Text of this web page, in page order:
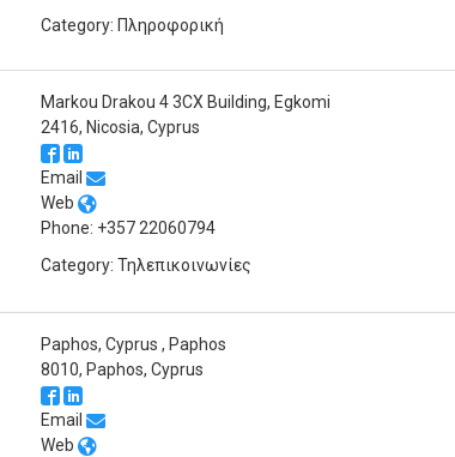
Category: Πληροφορική
Markou Drakou 4 3CX Building, Egkomi
2416, Nicosia, Cyprus
Email
Web
Phone: +357 22060794
Category: Τηλεπικοινωνίες
Paphos, Cyprus , Paphos
8010, Paphos, Cyprus
Email
Web